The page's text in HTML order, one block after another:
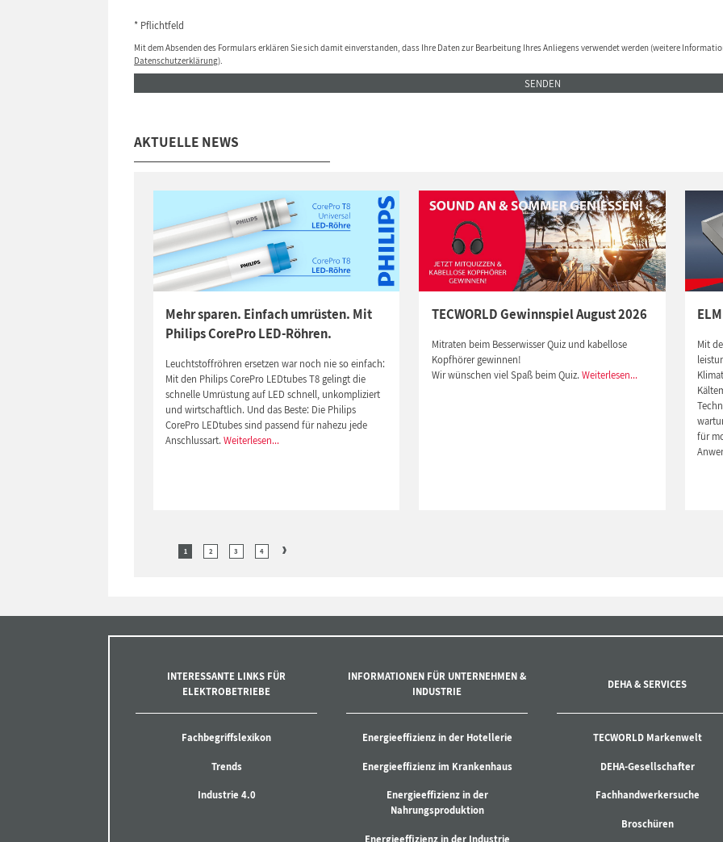
* Pflichtfeld
Mit dem Absenden des Formulars erklären Sie sich damit einverstanden, dass Ihre Daten zur Bearbeitung Ihres Anliegens verwendet werden (weitere
Datenschutzerklärung).
SENDEN
AKTUELLE NEWS
Mehr sparen. Einfach umrüsten. Mit
Philips CorePro LED-Röhren.
Leuchtstoffröhren ersetzen war noch nie so einfach:
Mit den Philips CorePro LEDtubes T8 gelingt die
schnelle Umrüstung auf LED schnell, unkompliziert
und wirtschaftlich. Und das Beste: Die Philips
CorePro LEDtubes sind passend für nahezu jede
Anschlussart.Weiterlesen...
TECWORLD Gewinnspiel August 2026
Mitraten beim Besserwisser Quiz und kabellose
Kopfhörer gewinnen!
Wir wünschen viel Spaß beim Quiz. Weiterlesen...
Mit
für
1 2 3 4
INTERESSANTE LINKS FÜR
ELEKTROBETRIEBE
Fachbegriffslexikon
Trends
Industrie 4.0
INFORMATIONEN FÜR UNTERNEHMEN &
INDUSTRIE
Energieeffizienz in der Hotellerie
Energieeffizienz im Krankenhaus
Energieeffizienz in der
Nahrungsproduktion
DEHA & SERVICES
TECWORLD Markenwelt
DEHA-Gesellschafter
Fachhandwerkersuche
Broschüren